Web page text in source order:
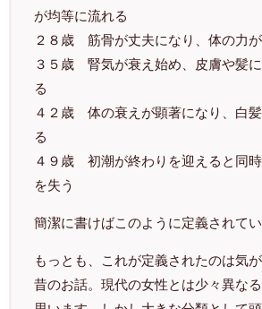
が均等に流れる
２８歳 筋骨が丈夫になり、体の力
３５歳 腎気が衰え始め、皮膚や髪
る
４２歳 体の衰えが顕著になり、白
る
４９歳 初潮が終わりを迎えると同
を失う
簡潔に書けばこのように定義されてい
もっとも、これが定義されたのは気
昔のお話。現代の女性とは少々異な